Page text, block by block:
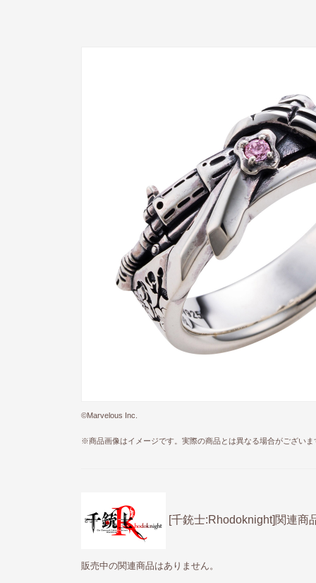
©Marvelous Inc.
※商品画像はイメージです。実際の商品とは異なる場合がございま
[千銃士:Rhodoknight]関連商
販売中の関連商品はありません。